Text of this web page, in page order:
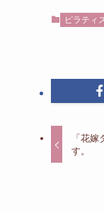
ピラティ
「花
す。